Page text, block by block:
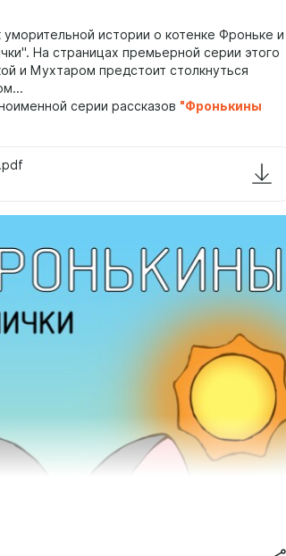
истории о котенке Фроньке и
На страницах премьерной серии этого
и Мухтаром предстоит столкнуться
серии рассказов "Фронькины